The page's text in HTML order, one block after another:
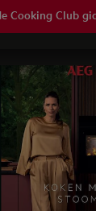
Cooking Club